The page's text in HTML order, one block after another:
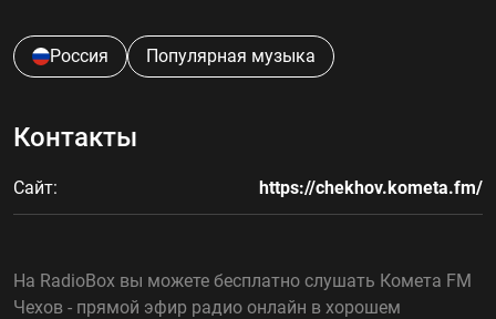
Конфиденциальность
Россия Популярная музыка
Контакты
Сайт: https://chekhov.kometa.fm/
На RadioBox вы можете бесплатно слушать Комета FM
Чехов - прямой эфир радио онлайн в хорошем